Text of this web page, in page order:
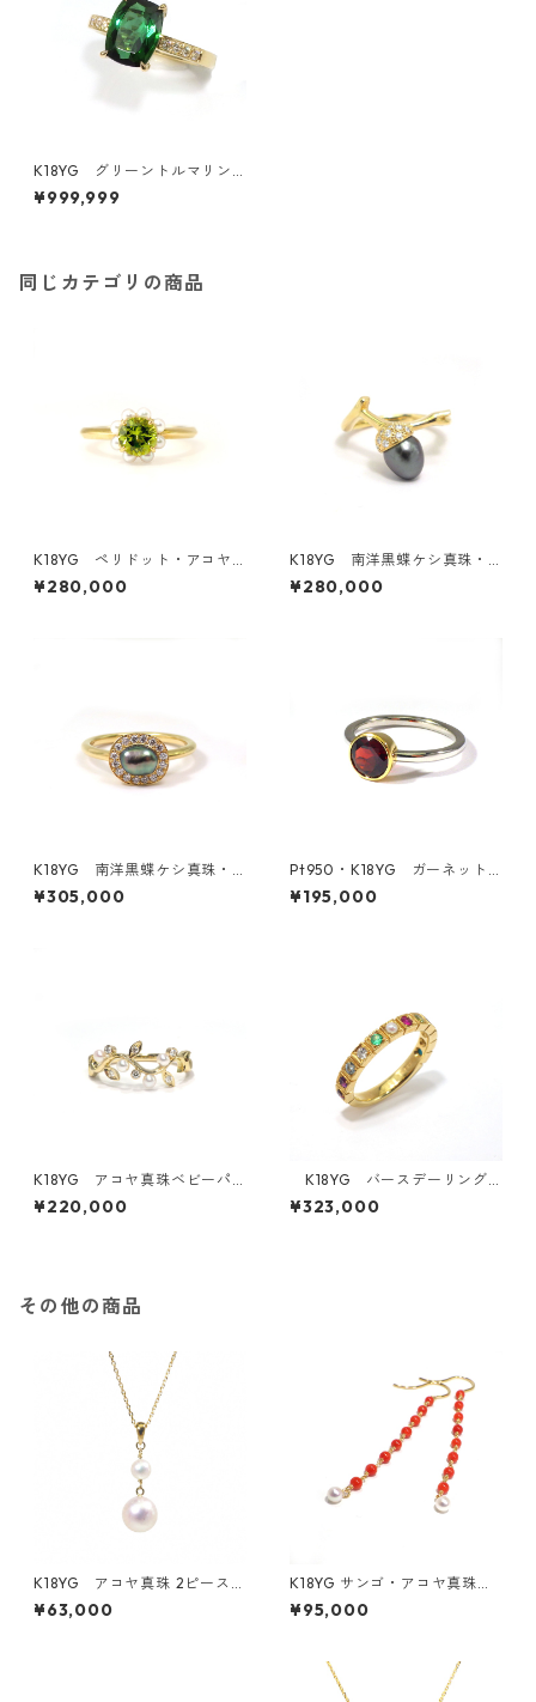
K18YG グリーントルマリン
リング（KR41205）
¥999,999
同じカテゴリの商品
K18YG ペリドット・アコヤ
真珠リング（KR50411）
¥280,000
K18YG 南洋黒蝶ケシ真珠・
ダイヤモンドリング《どんぐ
り》（KR61201）
¥280,000
K18YG 南洋黒蝶ケシ真珠・
ダイヤモンドリング《石庭》
（KR61203）
¥305,000
Pt950・K18YG ガーネット
リング（KR70740）
¥195,000
K18YG アコヤ真珠ベビーパ
ール・ダイヤモンドリング《M
oe》（KR71107）
¥220,000
K18YG バースデーリング
《復刻！1年分の誕生石のリン
グ》（K141201・K161128・K1
¥323,000
その他の商品
K18YG アコヤ真珠 2ピースペ
ンダントトップ（KR80311）
¥63,000
K18YG サンゴ・アコヤ真珠ロ
ングピアス （KR40811）
¥95,000